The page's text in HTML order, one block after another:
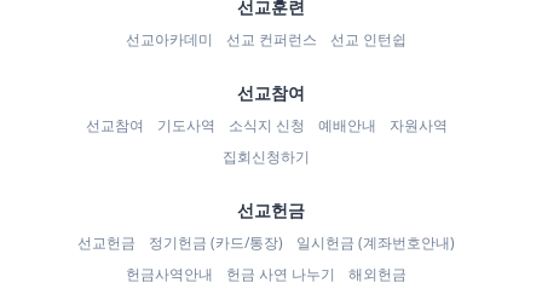
선교훈련
선교아카데미 선교 컨퍼런스 선교 인턴쉽
선교참여
선교참여 기도사역 소식지 신청 예배안내
자원사역
집회신청하기
선교헌금
선교헌금 정기헌금 (카드/통장)
일시헌금 (계좌번호안내)
헌금사역안내
헌금 사연 나누기
해외헌금